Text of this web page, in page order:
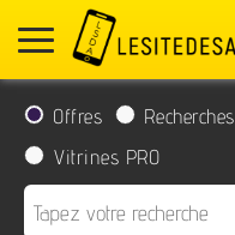
Offres Recherches
Vitrines PRO